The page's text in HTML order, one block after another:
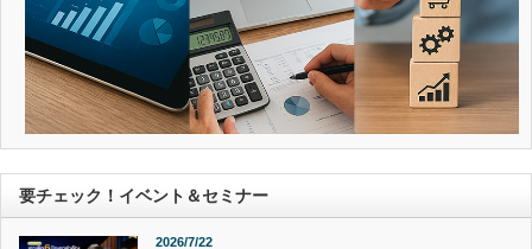
要チェック！イベント＆セミナー
2026/7/22